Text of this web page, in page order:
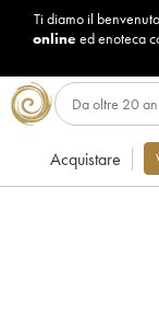
Ti diamo il
onlineed enoteca
Acquistare